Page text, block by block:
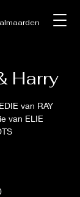
Harry
van RAY
van ELIE